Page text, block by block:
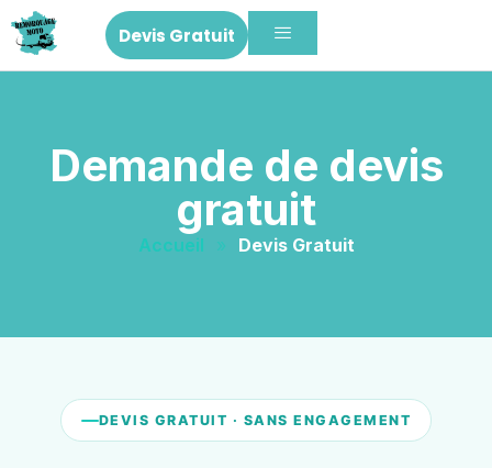
Devis Gratuit
Demande de devis
gratuit
Accueil » Devis Gratuit
DEVIS GRATUIT · SANS ENGAGEMENT